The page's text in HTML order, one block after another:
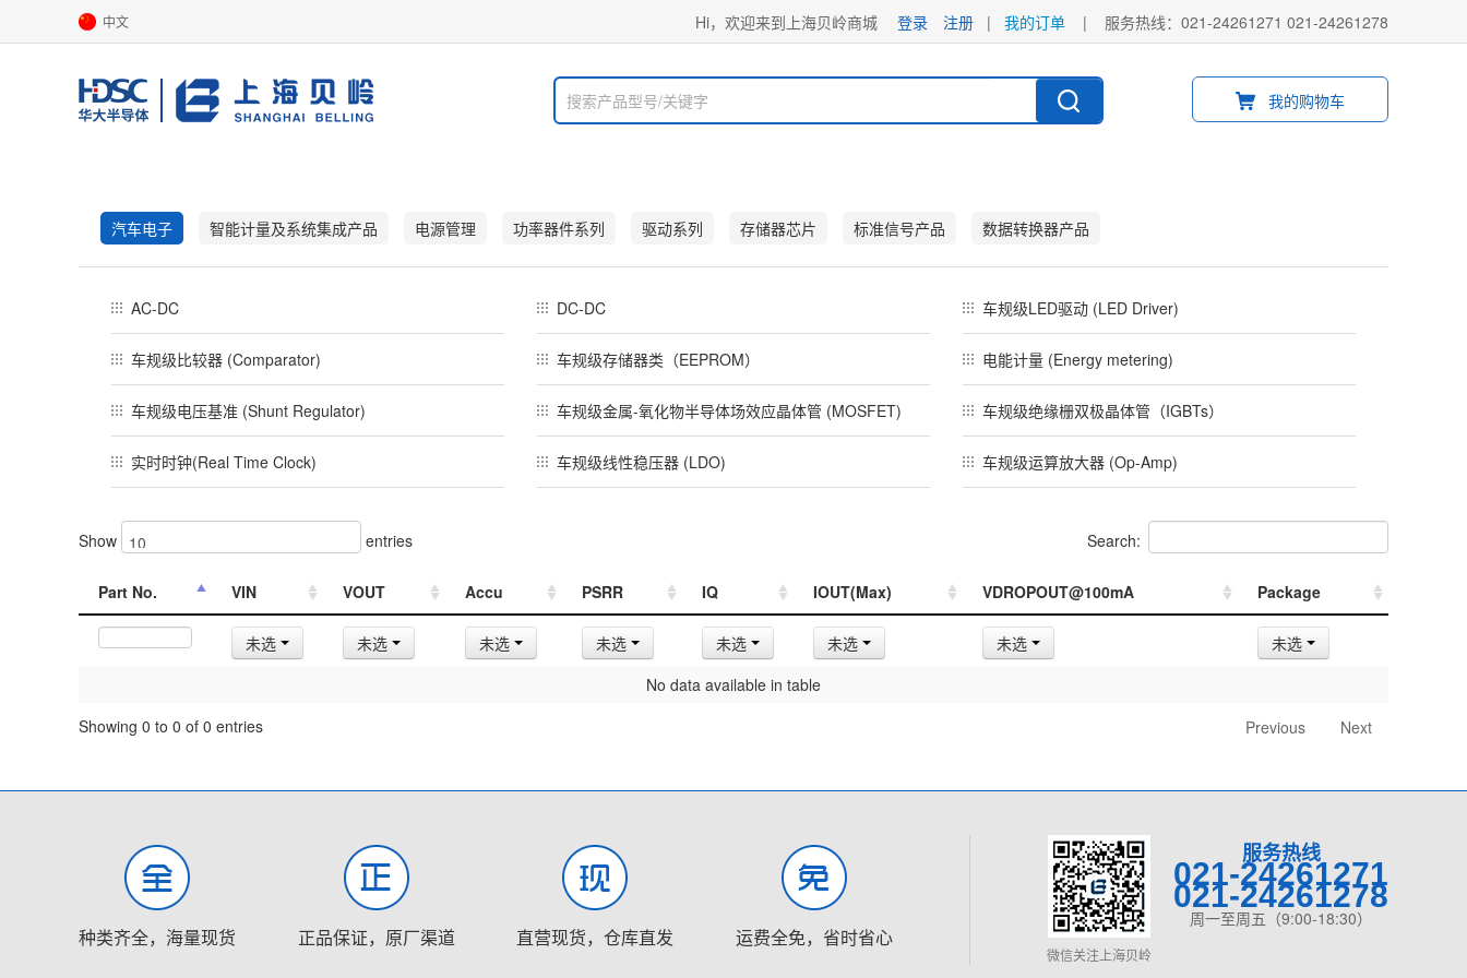
中文 Hi，欢迎来到上海贝岭商城 登录 注册 | 我的订单 | 服务热线：021-24261271 021-24261278
我的购物车
汽车电子 智能计量及系统集成产品 电源管理 功率器件系列 驱动系列 存储器芯片 标准信号产品 数据转换器产品
AC-DC DC-DC 车规级LED驱动 (LED Driver)
车规级比较器 (Comparator) 车规级存储器类（EEPROM） 电能计量 (Energy metering)
车规级电压基准 (Shunt Regulator) 车规级金属-氧化物半导体场效应晶体管 (MOSFET) 车规级绝缘栅双极晶体管（IGBTs）
实时时钟(Real Time Clock) 车规级线性稳压器 (LDO) 车规级运算放大器 (Op-Amp)
Show entries Search:
Part No. VIN VOUT Accu PSRR IQ IOUT(Max) VDROPOUT@100mA Package
未选 未选 未选 未选 未选 未选 未选
未选
No data available in table
Showing 0 to 0 of 0 entries
Previous Next
种类齐全，海量现货 正品保证，原厂渠道 直营现货，仓库直发 运费全免，省时省心
微信关注上海贝岭
服务热线
021-24261271
021-24261278
周一至周五（9:00-18:30）